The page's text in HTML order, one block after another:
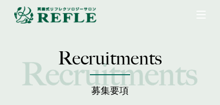
Recruitments
募集要項